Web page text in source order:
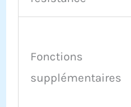
Fonctions
supplémentaires